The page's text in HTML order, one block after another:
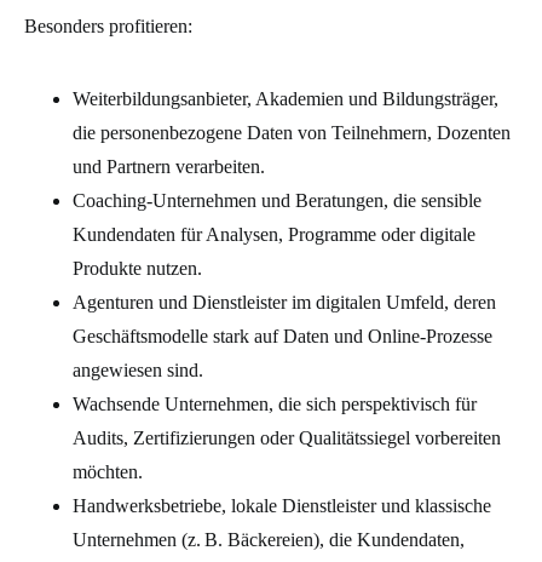
Besonders profitieren:
Weiterbildungsanbieter, Akademien und Bildungsträger,
die personenbezogene Daten von Teilnehmern, Dozenten
und Partnern verarbeiten.
Coaching-Unternehmen und Beratungen, die sensible
Kundendaten für Analysen, Programme oder digitale
Produkte nutzen.
Agenturen und Dienstleister im digitalen Umfeld, deren
Geschäftsmodelle stark auf Daten und Online-Prozesse
angewiesen sind.
Wachsende Unternehmen, die sich perspektivisch für
Audits, Zertifizierungen oder Qualitätssiegel vorbereiten
möchten.
Handwerksbetriebe, lokale Dienstleister und klassische
Unternehmen (z. B. Bäckereien), die Kundendaten,